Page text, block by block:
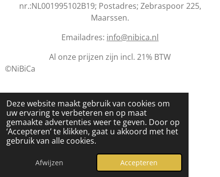
Deze website maakt gebruik van cookies om
uw ervaring te verbeteren en op maat
gemaakte advertenties weer te geven. Door op
‘Accepteren’ te klikken, gaat u akkoord met het
gebruik van alle cookies.
Afwijzen Accepteren
nr.:NL001995102B19; Postadres; Zebraspoor 225,
Maarssen.
Emailadres: info@nibica.nl
Al onze prijzen zijn incl. 21% BTW
©NiBiCa